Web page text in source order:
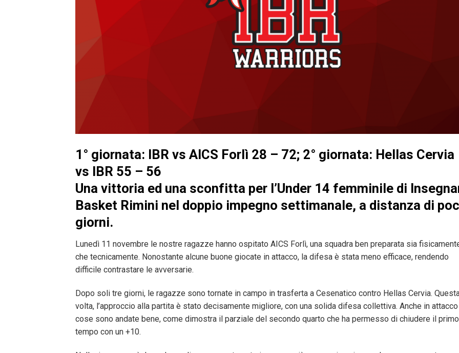
1° giornata: IBR vs AICS Forlì 28 – 72; 2° giornata: Hellas Cervia
vs IBR 55 – 56
Una vittoria ed una sconfitta per l’Under 14 femminile di
Basket Rimini nel doppio impegno settimanale, a distanza di
giorni.
Lunedì 11 novembre le nostre ragazze hanno ospitato AICS Forlì, una squadra ben preparata sia
che tecnicamente. Nonostante alcune buone giocate in attacco, la difesa è stata meno efficace, rendendo
difficile contrastare le avversarie.
Dopo soli tre giorni, le ragazze sono tornate in campo in trasferta a Cesenatico contro Hellas Cervia.
volta, l’approccio alla partita è stato decisamente migliore, con una solida difesa collettiva. Anche in
cose sono andate bene, come dimostra il parziale del secondo quarto che ha permesso di chiudere il primo
tempo con un +10.